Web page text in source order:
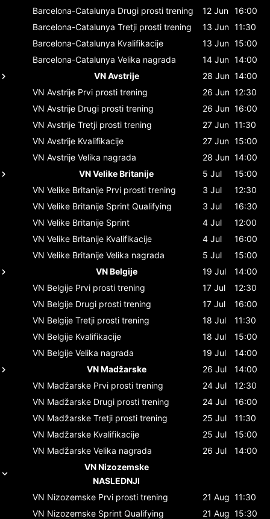
Barcelona-Catalunya Drugi prosti trening 12 Jun 16:00
Barcelona-Catalunya Tretji prosti trening 13 Jun 11:30
Barcelona-Catalunya Kvalifikacije 13 Jun 15:00
Barcelona-Catalunya Velika nagrada 14 Jun 14:00
VN Avstrije
28 Jun 14:00
VN Avstrije Prvi prosti trening 26 Jun 12:30
VN Avstrije Drugi prosti trening 26 Jun 16:00
VN Avstrije Tretji prosti trening 27 Jun 11:30
VN Avstrije Kvalifikacije 27 Jun 15:00
VN Avstrije Velika nagrada 28 Jun 14:00
VN Velike Britanije
5 Jul
15:00
VN Velike Britanije Prvi prosti trening 3 Jul
12:30
VN Velike Britanije Sprint Qualifying 3 Jul
16:30
VN Velike Britanije Sprint 4 Jul
12:00
VN Velike Britanije Kvalifikacije 4 Jul
16:00
VN Velike Britanije Velika nagrada 5 Jul
15:00
VN Belgije
19 Jul
14:00
VN Belgije Prvi prosti trening 17 Jul
12:30
VN Belgije Drugi prosti trening 17 Jul
16:00
VN Belgije Tretji prosti trening 18 Jul
11:30
VN Belgije Kvalifikacije 18 Jul
15:00
VN Belgije Velika nagrada 19 Jul
14:00
VN Madžarske
26 Jul
14:00
VN Madžarske Prvi prosti trening 24 Jul
12:30
VN Madžarske Drugi prosti trening 24 Jul
16:00
VN Madžarske Tretji prosti trening 25 Jul
11:30
VN Madžarske Kvalifikacije 25 Jul
15:00
VN Madžarske Velika nagrada 26 Jul
14:00
VN Nizozemske
NASLEDNJI
VN Nizozemske Prvi prosti trening 21 Aug 11:30
VN Nizozemske Sprint Qualifying 21 Aug 15:30